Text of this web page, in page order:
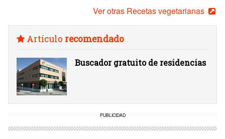
Ver otras Recetas vegetarianas
Artículo recomendado
Buscador gratuito de residencias
PUBLICIDAD